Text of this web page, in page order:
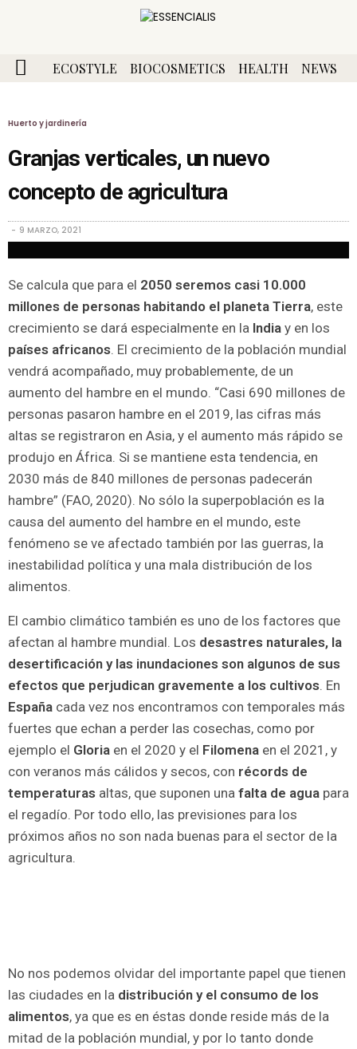
ECOSTYLE BIOCOSMETICS HEALTH NEWS
Huerto y jardinería
Granjas verticales, un nuevo
concepto de agricultura
9 MARZO, 2021
Se calcula que para el 2050 seremos casi 10.000
millones de personas habitando el planeta Tierra, este
crecimiento se dará especialmente en la India y en los
países africanos. El crecimiento de la población mundial
vendrá acompañado, muy probablemente, de un
aumento del hambre en el mundo. “Casi 690 millones de
personas pasaron hambre en el 2019, las cifras más
altas se registraron en Asia, y el aumento más rápido se
produjo en África. Si se mantiene esta tendencia, en
2030 más de 840 millones de personas padecerán
hambre” (FAO, 2020). No sólo la superpoblación es la
causa del aumento del hambre en el mundo, este
fenómeno se ve afectado también por las guerras, la
inestabilidad política y una mala distribución de los
alimentos.
El cambio climático también es uno de los factores que
afectan al hambre mundial. Los desastres naturales, la
desertificación y las inundaciones son algunos de sus
efectos que perjudican gravemente a los cultivos. En
España cada vez nos encontramos con temporales más
fuertes que echan a perder las cosechas, como por
ejemplo el Gloria en el 2020 y el Filomena en el 2021, y
con veranos más cálidos y secos, con récords de
temperaturas altas, que suponen una falta de agua para
el regadío. Por todo ello, las previsiones para los
próximos años no son nada buenas para el sector de la
agricultura.
No nos podemos olvidar del importante papel que tienen
las ciudades en la distribución y el consumo de los
alimentos, ya que es en éstas donde reside más de la
mitad de la población mundial, y por lo tanto donde